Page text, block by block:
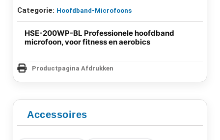
Categorie: Hoofdband-Microfoons
HSE-200WP-BL Professionele hoofdband
microfoon, voor fitness en aerobics
Productpagina Afdrukken
Accessoires